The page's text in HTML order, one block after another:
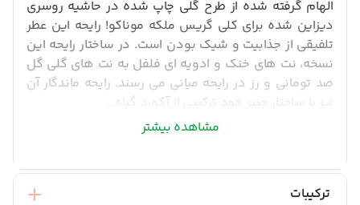
الهام گرفته شده از طرح گلی چاپ شده در حاشیه روسری
دیزاین شده برای کلی گریس ملکه موناکو! رایحه این عطر
تلفیقی از جذابیت و شیک بودن است. در ساختار رایحه این
نسخه، نت های خنک و ادویه ای فلفل به نت های گلی گل
صد تومانی و رز در رایحه میانی می رسند. رایحه ماندگار آن
نیز با ساختار چیپر خود ترکیبی از آکورد گیاه...
مشاهده بیشتر
ترکیبات